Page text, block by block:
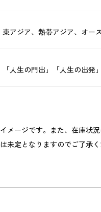
東アジア、熱帯アジア、オー
「人生の門出」「人生の出発」
メージです。また、在庫状
未定となりますのでご了承く